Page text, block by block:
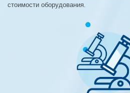
стоимости оборудования.